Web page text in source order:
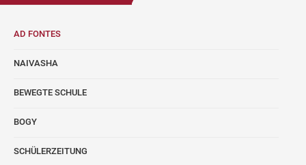
AD FONTES
NAIVASHA
BEWEGTE SCHULE
BOGY
SCHÜLERZEITUNG